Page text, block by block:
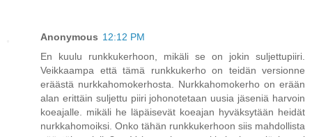
Anonymous 12:12 PM
En kuulu runkkukerhoon, mikäli se on jokin suljettupiiri.
Veikkaampa että tämä runkkukerho on teidän versionne
eräästä nurkkahomokerhosta. Nurkkahomokerho on erään
alan erittäin suljettu piiri johonotetaan uusia jäseniä harvoin
koeajalle. mikäli he läpäisevät koeajan hyväksytään heidät
nurkkahomoiksi. Onko tähän runkkukerhoon siis mahdollista